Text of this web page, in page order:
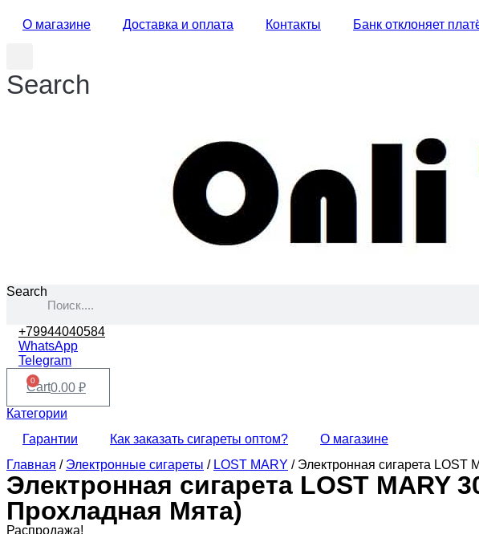
О магазине Доставка и оплата Контакты Банк отклоняет
Search
Search
+79944040584
WhatsApp
Telegram
0.00 ₽
0
Cart
Категории
Гарантии
Как заказать сигареты оптом?
О магазине
Главная / Электронные сигареты / LOST MARY / Электронная сигарета
Электронная сигарета LOST MARY
Прохладная Мята)
Распродажа!